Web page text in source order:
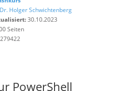
Dr. Holger Schwichtenberg
30.10.2023
Seiten
PowerShell